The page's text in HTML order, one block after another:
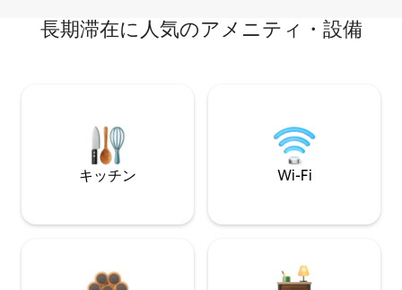
長期滞在に人気のアメニティ・設備
キッチン Wi-Fi